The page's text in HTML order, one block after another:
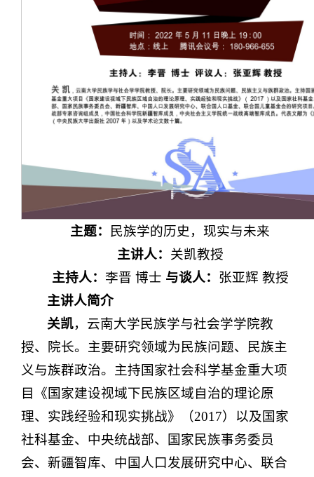
主题： 民族学的历史，现实与未来
主讲人： 关凯教授
主持人： 李晋 博士 与谈人： 张亚辉 教授
主讲人简介
关凯，云南大学民族学与社会学学院教
授、院长。主要研究领域为民族问题、民族主
义与族群政治。主持国家社会科学基金重大项
目《国家建设视域下民族区域自治的理论原
理、实践经验和现实挑战》（2017）以及国家
社科基金、中央统战部、国家民族事务委员
会、新疆智库、中国人口发展研究中心、联合